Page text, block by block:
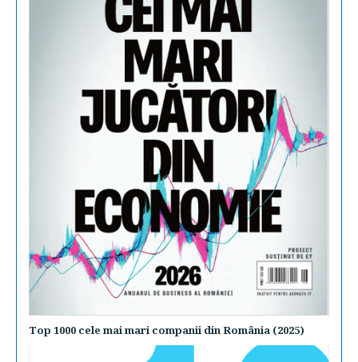
Top 1000 cele mai mari companii din România (2025)